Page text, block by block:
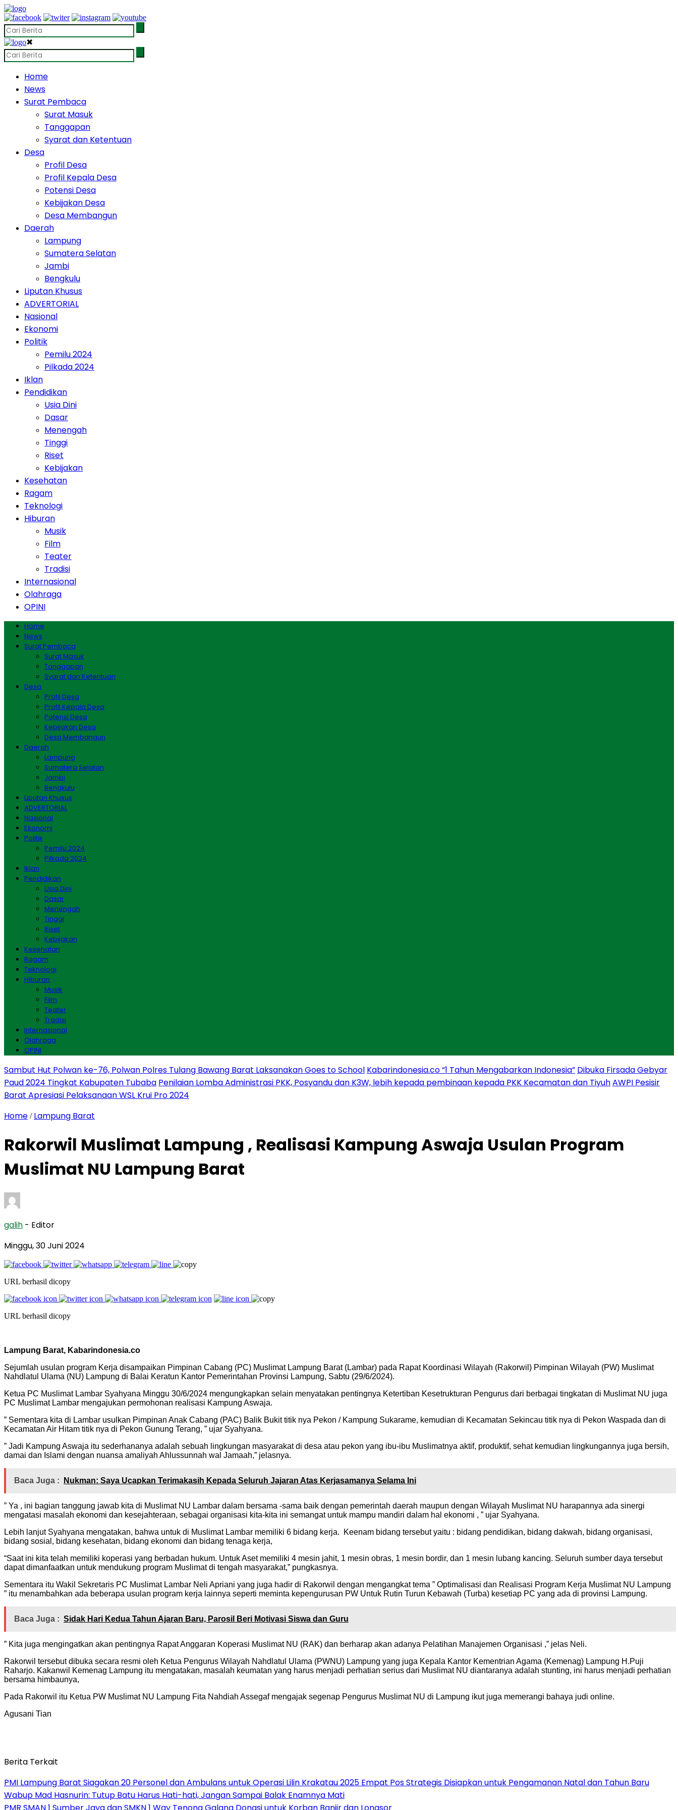
✖
Home
News
Surat Pembaca
Surat Masuk
Tanggapan
Syarat dan Ketentuan
Desa
Profil Desa
Profil Kepala Desa
Potensi Desa
Kebijakan Desa
Desa Membangun
Daerah
Lampung
Sumatera Selatan
Jambi
Bengkulu
Liputan Khusus
ADVERTORIAL
Nasional
Ekonomi
Politik
Pemilu 2024
Pilkada 2024
Iklan
Pendidikan
Usia Dini
Dasar
Menengah
Tinggi
Riset
Kebijakan
Kesehatan
Ragam
Teknologi
Hiburan
Musik
Film
Teater
Tradisi
Internasional
Olahraga
OPINI
Home
News
Surat Pembaca
Surat Masuk
Tanggapan
Syarat dan Ketentuan
Desa
Profil Desa
Profil Kepala Desa
Potensi Desa
Kebijakan Desa
Desa Membangun
Daerah
Lampung
Sumatera Selatan
Jambi
Bengkulu
Liputan Khusus
ADVERTORIAL
Nasional
Ekonomi
Politik
Pemilu 2024
Pilkada 2024
Iklan
Pendidikan
Usia Dini
Dasar
Menengah
Tinggi
Riset
Kebijakan
Kesehatan
Ragam
Teknologi
Hiburan
Musik
Film
Teater
Tradisi
Internasional
Olahraga
OPINI
Sambut Hut Polwan ke-76, Polwan Polres Tulang Bawang Barat Laksanakan Goes to School Kabarindonesia.co “1 Tahun Mengabarkan Indonesia” Dibuka Firsada Gebyar
Paud 2024 Tingkat Kabupaten Tubaba Penilaian Lomba Administrasi PKK, Posyandu dan K3W, lebih kepada pembinaan kepada PKK Kecamatan dan TiyuhAWPI Pesisir
Barat Apresiasi Pelaksanaan WSL Krui Pro 2024
Home / Lampung Barat
Rakorwil Muslimat Lampung , Realisasi Kampung Aswaja Usulan Program
Muslimat NU Lampung Barat
galih - Editor
Minggu, 30 Juni 2024
URL berhasil dicopy
URL berhasil dicopy
Lampung Barat, Kabarindonesia.co
Sejumlah usulan program Kerja disampaikan Pimpinan Cabang (PC) Muslimat Lampung Barat (Lambar) pada Rapat Koordinasi Wilayah (Rakorwil) Pimpinan Wilayah (PW) Muslimat
Nahdlatul Ulama (NU) Lampung di Balai Keratun Kantor Pemerintahan Provinsi Lampung, Sabtu (29/6/2024).
Ketua PC Muslimat Lambar Syahyana Minggu 30/6/2024 mengungkapkan selain menyatakan pentingnya Ketertiban Kesetrukturan Pengurus dari berbagai tingkatan di Muslimat NU juga
PC Muslimat Lambar mengajukan permohonan realisasi Kampung Aswaja.
” Sementara kita di Lambar usulkan Pimpinan Anak Cabang (PAC) Balik Bukit titik nya Pekon / Kampung Sukarame, kemudian di Kecamatan Sekincau titik nya di Pekon Waspada dan di
Kecamatan Air Hitam titik nya di Pekon Gunung Terang, ” ujar Syahyana.
” Jadi Kampung Aswaja itu sederhananya adalah sebuah lingkungan masyarakat di desa atau pekon yang ibu-ibu Muslimatnya aktif, produktif, sehat kemudian lingkungannya juga bersih,
damai dan Islami dengan nuansa amaliyah Ahlussunnah wal Jamaah,” jelasnya.
Baca Juga : Nukman: Saya Ucapkan Terimakasih Kepada Seluruh Jajaran Atas Kerjasamanya Selama Ini
” Ya , ini bagian tanggung jawab kita di Muslimat NU Lambar dalam bersama -sama baik dengan pemerintah daerah maupun dengan Wilayah Muslimat NU harapannya ada sinergi
mengatasi masalah ekonomi dan kesejahteraan, sebagai organisasi kita-kita ini semangat untuk mampu mandiri dalam hal ekonomi , ” ujar Syahyana.
Lebih lanjut Syahyana mengatakan, bahwa untuk di Muslimat Lambar memiliki 6 bidang kerja. Keenam bidang tersebut yaitu : bidang pendidikan, bidang dakwah, bidang organisasi,
bidang sosial, bidang kesehatan, bidang ekonomi dan bidang tenaga kerja,
“Saat ini kita telah memiliki koperasi yang berbadan hukum. Untuk Aset memiliki 4 mesin jahit, 1 mesin obras, 1 mesin bordir, dan 1 mesin lubang kancing. Seluruh sumber daya tersebut
dapat dimanfaatkan untuk mendukung program Muslimat di tengah masyarakat,” pungkasnya.
Sementara itu Wakil Sekretaris PC Muslimat Lambar Neli Apriani yang juga hadir di Rakorwil dengan mengangkat tema ” Optimalisasi dan Realisasi Program Kerja Muslimat NU Lampung
” itu menambahkan ada beberapa usulan program kerja lainnya seperti meminta kepengurusan PW Untuk Rutin Turun Kebawah (Turba) kesetiap PC yang ada di provinsi Lampung.
Baca Juga : Sidak Hari Kedua Tahun Ajaran Baru, Parosil Beri Motivasi Siswa dan Guru
” Kita juga mengingatkan akan pentingnya Rapat Anggaran Koperasi Muslimat NU (RAK) dan berharap akan adanya Pelatihan Manajemen Organisasi ,” jelas Neli.
Rakorwil tersebut dibuka secara resmi oleh Ketua Pengurus Wilayah Nahdlatul Ulama (PWNU) Lampung yang juga Kepala Kantor Kementrian Agama (Kemenag) Lampung H.Puji
Raharjo. Kakanwil Kemenag Lampung itu mengatakan, masalah keumatan yang harus menjadi perhatian serius dari Muslimat NU diantaranya adalah stunting, ini harus menjadi perhatian
bersama himbaunya,
Pada Rakorwil itu Ketua PW Muslimat NU Lampung Fita Nahdiah Assegaf mengajak segenap Pengurus Muslimat NU di Lampung ikut juga memerangi bahaya judi online.
Agusani Tian
Berita Terkait
PMI Lampung Barat Siagakan 20 Personel dan Ambulans untuk Operasi Lilin Krakatau 2025 Empat Pos Strategis Disiapkan untuk Pengamanan Natal dan Tahun Baru
Wabup Mad Hasnurin: Tutup Batu Harus Hati-hati, Jangan Sampai Balak Enamnya Mati
PMR SMAN 1 Sumber Jaya dan SMKN 1 Way Tenong Galang Donasi untuk Korban Banjir dan Longsor